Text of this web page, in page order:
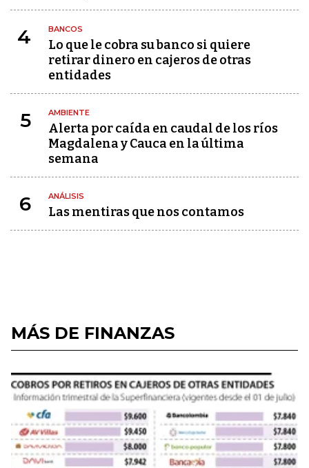
4 BANCOS
Lo que le cobra su banco si quiere
retirar dinero en cajeros de otras
entidades
5 AMBIENTE
Alerta por caída en caudal de los ríos
Magdalena y Cauca en la última
semana
6 ANÁLISIS
Las mentiras que nos contamos
MÁS DE FINANZAS